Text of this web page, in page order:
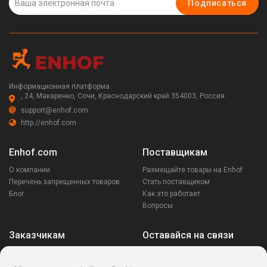
Подписаться
Информационная платформа
, 24, Макаренко, Сочи, Краснодарский край 354003, Россия
support@enhof.com
http://enhof.com
Enhof.com
О компании
Перечень запрещенных товаров
Блог
Поставщикам
Размещайте товары на Enhof
Стать поставщиком
Как это работает
Вопросы
Заказчикам Оставайся на связи